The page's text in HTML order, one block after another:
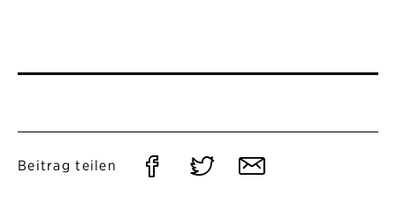
Beitrag teilen
Auf Auf Per